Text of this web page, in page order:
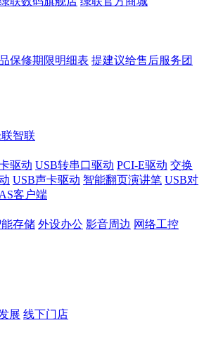
保修期限明细表 提建议给售后服务团
智联
驱动 USB转串口驱动 PCI-E驱动 交换
USB声卡驱动 智能翻页演讲笔 USB对
客户端
存储 外设办公 影音周边 网络工控
展 线下门店